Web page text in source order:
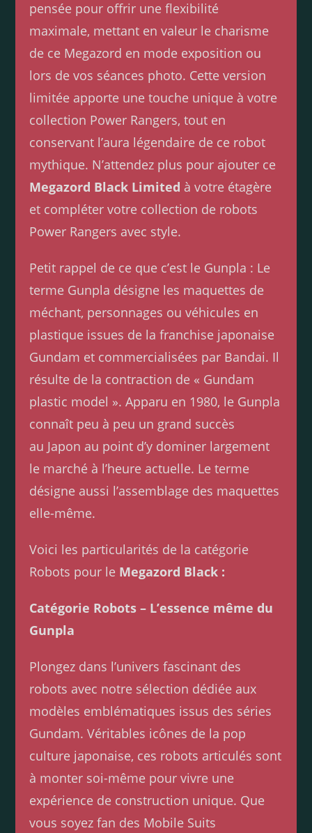
pensée pour offrir une flexibilité
maximale, mettant en valeur le charisme
de ce Megazord en mode exposition ou
lors de vos séances photo. Cette version
limitée apporte une touche unique à votre
collection Power Rangers, tout en
conservant l’aura légendaire de ce robot
mythique. N’attendez plus pour ajouter ce
Megazord Black Limited à votre étagère
et compléter votre collection de robots
Power Rangers avec style.
Petit rappel de ce que c’est le Gunpla : Le
terme Gunpla désigne les maquettes de
méchant, personnages ou véhicules en
plastique issues de la franchise japonaise
Gundam et commercialisées par Bandai. Il
résulte de la contraction de « Gundam
plastic model ». Apparu en 1980, le Gunpla
connaît peu à peu un grand succès
au Japon au point d’y dominer largement
le marché à l’heure actuelle. Le terme
désigne aussi l’assemblage des maquettes
elle-même.
Voici les particularités de la catégorie
Robots pour le Megazord Black :
Catégorie Robots – L’essence même du
Gunpla
Plongez dans l’univers fascinant des
robots avec notre sélection dédiée aux
modèles emblématiques issus des séries
Gundam. Véritables icônes de la pop
culture japonaise, ces robots articulés sont
à monter soi-même pour vivre une
expérience de construction unique. Que
vous soyez fan des Mobile Suits